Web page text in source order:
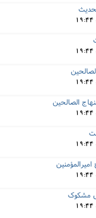
الصالحین
مشکوک